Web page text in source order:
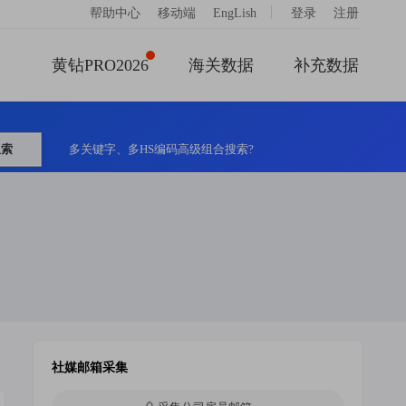
帮助中心 移动端 EngLish 登录 注册
黄钻PRO2026 海关数据 补充数据
多关键字、多HS编码高级组合搜索?
社媒邮箱采集